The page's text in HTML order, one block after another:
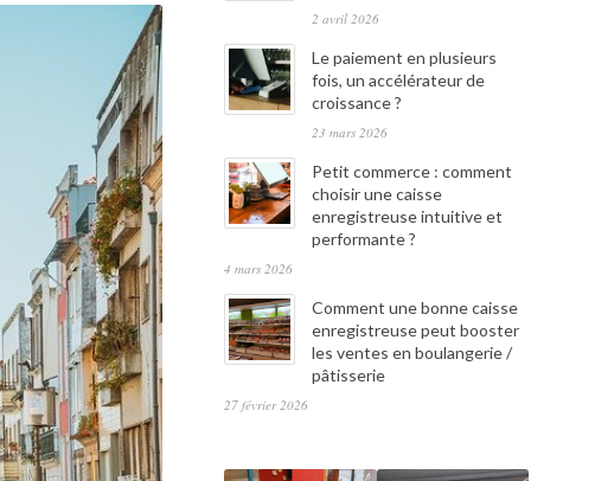
2 avril 2026
Le paiement en plusieurs
fois, un accélérateur de
croissance ?
23 mars 2026
Petit commerce : comment
choisir une caisse
enregistreuse intuitive et
performante ?
4 mars 2026
Comment une bonne caisse
enregistreuse peut booster
les ventes en boulangerie /
pâtisserie
27 février 2026